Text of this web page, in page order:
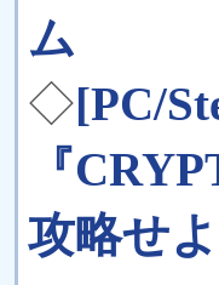
ム
◇[PC/
『
攻略せよ